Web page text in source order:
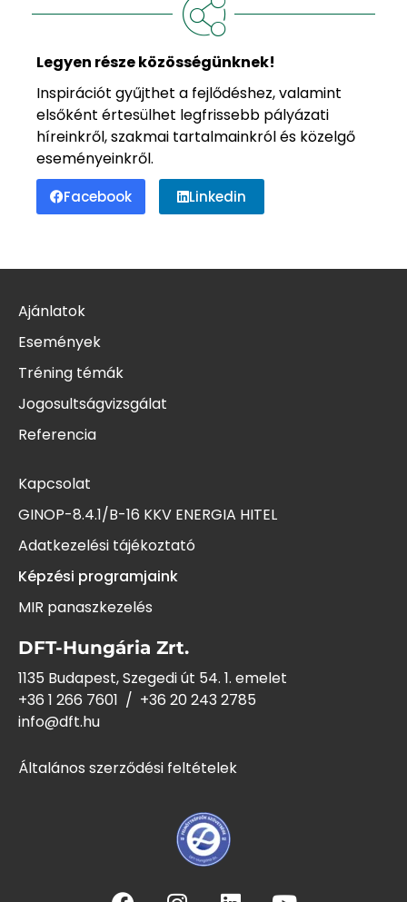
Legyen része közösségünknek!
Inspirációt gyűjthet a fejlődéshez, valamint
elsőként értesülhet legfrissebb pályázati
híreinkről, szakmai tartalmainkról és közelgő
eseményeinkről.
Facebook Linkedin
Ajánlatok
Események
Tréning témák
Jogosultságvizsgálat
Referencia
Kapcsolat
GINOP-8.4.1/B-16 KKV ENERGIA HITEL
Adatkezelési tájékoztató
Képzési programjaink
MIR panaszkezelés
DFT-Hungária Zrt.
1135 Budapest, Szegedi út 54. 1. emelet
+36 1 266 7601 / +36 20 243 2785
info@dft.hu
Általános szerződési feltételek